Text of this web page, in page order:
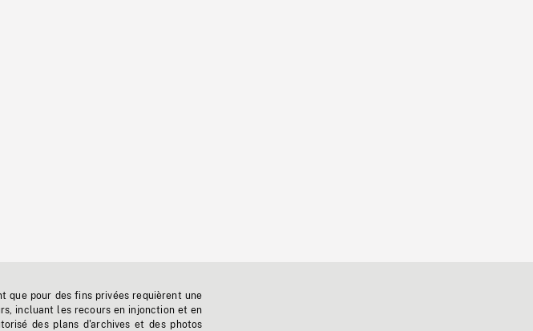
que pour des fins privées requièrent une
incluant les recours en injonction et en
des plans d'archives et des photos